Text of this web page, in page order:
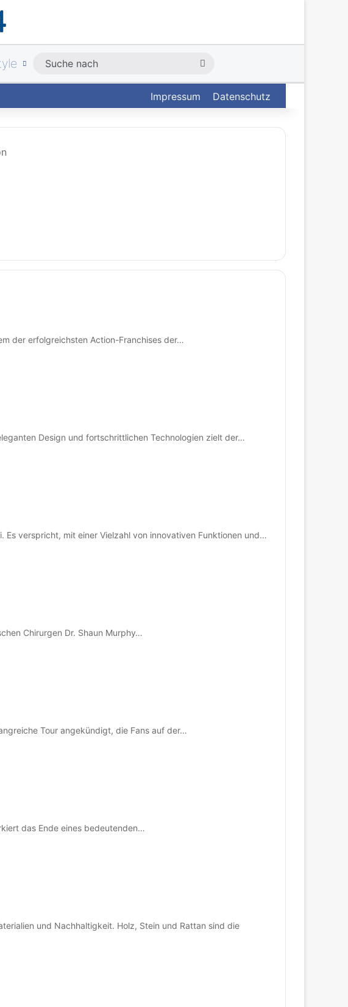
nach
Impressum Datenschutz
der erfolgreichsten Action-Franchises der…
Design und fortschrittlichen Technologien zielt der…
Es verspricht, mit einer Vielzahl von innovativen Funktionen und…
Chirurgen Dr. Shaun Murphy…
Tour angekündigt, die Fans auf der…
das Ende eines bedeutenden…
und Nachhaltigkeit. Holz, Stein und Rattan sind die